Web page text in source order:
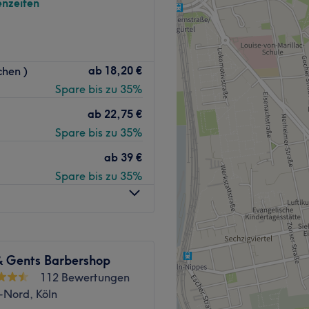
Styling
Produkte, tierversuchsfrei
Zurück zur Salonansicht
und persönliche
Innenstadt. Bei Haar
stilbewusst und mit viel
oder Herren – das Team
unterstreichen.
sie freuen sich auf dich!
individuellen Traumlook.
)
ab 18,20 €
Spare bis zu 35%
ab 22,75 €
Spare bis zu 35%
ab 39 €
Spare bis zu 35%
Gents Barbershop
112 Bewertungen
Köln